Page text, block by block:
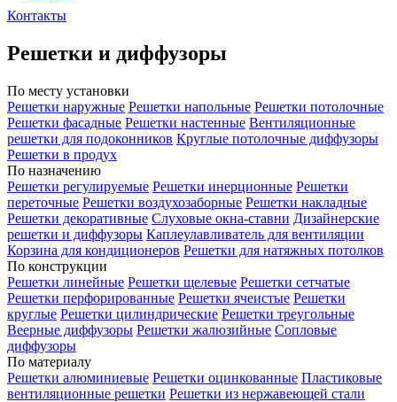
Контакты
Решетки и диффузоры
По месту установки
Решетки наружные Решетки напольные Решетки потолочные
Решетки фасадные Решетки настенные Вентиляционные
решетки для подоконников Круглые потолочные диффузоры
Решетки в продух
По назначению
Решетки регулируемые Решетки инерционные Решетки
переточные Решетки воздухозаборные Решетки накладные
Решетки декоративные Слуховые окна-ставни Дизайнерские
решетки и диффузоры Каплеулавливатель для вентиляции
Корзина для кондиционеров Решетки для натяжных потолков
По конструкции
Решетки линейные Решетки щелевые Решетки сетчатые
Решетки перфорированные Решетки ячеистые Решетки
круглые Решетки цилиндрические Решетки треугольные
Веерные диффузоры Решетки жалюзийные Сопловые
диффузоры
По материалу
Решетки алюминиевые Решетки оцинкованные Пластиковые
вентиляционные решетки Решетки из нержавеющей стали